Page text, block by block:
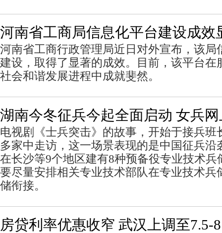
河南省工商局信息化平台建设成效
河南省工商行政管理局近日对外宣布，该局
建设，取得了显著的成效。目前，该平台在
社会和谐发展进程中成就斐然。
湖南今冬征兵今起全面启动 女兵
电视剧《士兵突击》的故事，开始于接兵班
多家中走访，这一场景表现的是中国征兵沿
在长沙等9个地区建有8种预备役专业技术兵
要尽量安排相关专业技术部队在专业技术兵
储衔接。
房贷利率优惠收窄 武汉上调至7.5-